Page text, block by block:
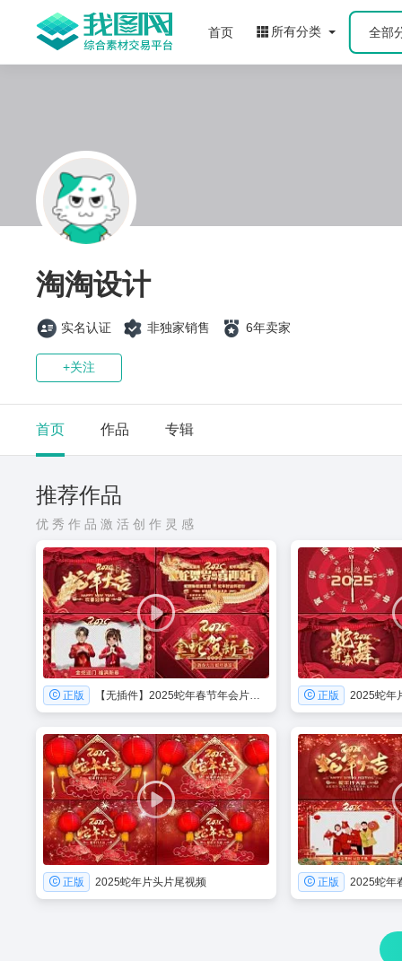
首页 所有分类 全部
淘淘设计
实名认证 非独家销售 6年卖家
+关注
首页 作品 专辑
推荐作品
优秀作品激活创作灵感
正版 【无插件】2025蛇年春节年会片头AE模板 正版 2025蛇年
正版 2025蛇年片头片尾视频 正版 2025蛇年